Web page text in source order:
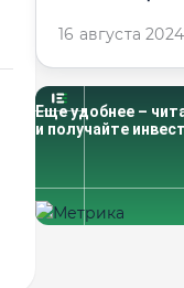
16 августа
Еще удобнее –
и получайте